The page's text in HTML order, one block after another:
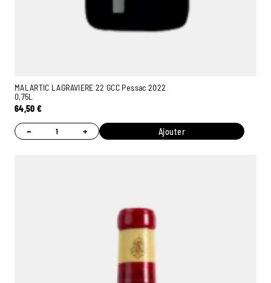
MALARTIC LAGRAVIERE 22 GCC Pessac 2022
0,75L
64,50€
− + Ajouter